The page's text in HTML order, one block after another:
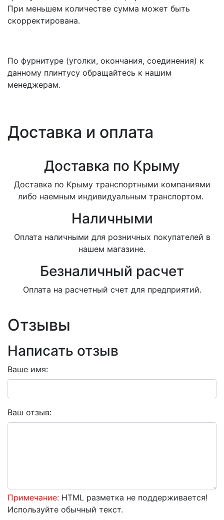
При меньшем количестве сумма может быть
скорректирована.
По фурнитуре (уголки, окончания, соединения) к
данному плинтусу обращайтесь к нашим
менеджерам.
Доставка и оплата
Доставка по Крыму
Доставка по Крыму транспортными компаниями
либо наемным индивидуальным транспортом.
Наличными
Оплата наличными для розничных покупателей в
нашем магазине.
Безналичный расчет
Оплата на расчетный счет для предприятий.
Отзывы
Написать отзыв
Ваше имя:
Ваш отзыв:
Примечание: HTML разметка не поддерживается!
Используйте обычный текст.